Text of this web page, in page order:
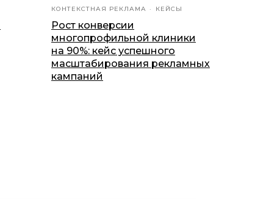
КОНТЕКСТНАЯ РЕКЛАМА КЕЙСЫ
Рост конверсии
многопрофильной клиники
на 90%: кейс успешного
масштабирования рекламных
кампаний